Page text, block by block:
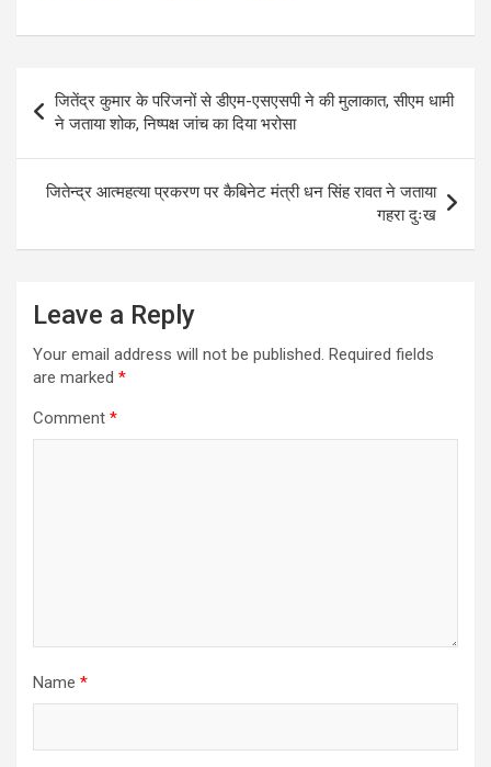
at
s
A
p
p
ce
o
o
k
e
gr
a
m
ail ar
e
Post
navigation
जितेंद्र कुमार के परिजनों से डीएम-एसएसपी ने की मुलाकात, सीएम धामी
ने जताया शोक, निष्पक्ष जांच का दिया भरोसा
जितेन्द्र आत्महत्या प्रकरण पर कैबिनेट मंत्री धन सिंह रावत ने जताया
गहरा दुःख
Leave a Reply
Your email address will not be published. Required fields
are marked *
Comment *
Name *